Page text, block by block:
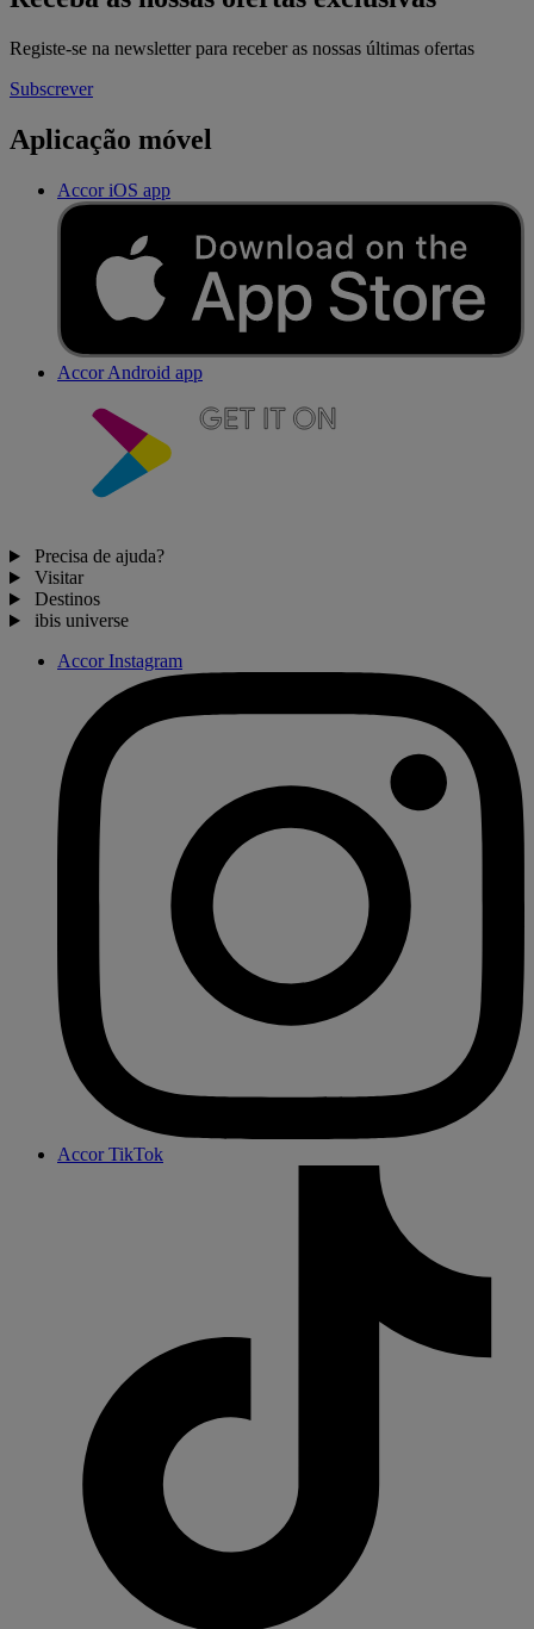
Registe-se na newsletter para receber as nossas últimas ofertas
Subscrever
Aplicação móvel
Accor iOS app
Accor Android app
Precisa de ajuda?
Visitar
Destinos
ibis universe
Accor Instagram
Accor TikTok